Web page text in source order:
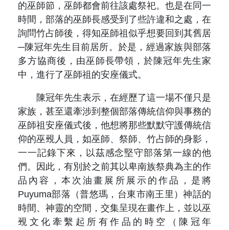
的巫師節，巫師都會前往該處祭祀。也是在同一
時間，部落的巫師長感受到了些許違和之處，在
詢問竹占師後，得知巫師祖似乎想要回到其舊居
─陳冠年先生目前居所。於是，經過家族與部落
多方協商後，由巫師長帶領，於陳冠年先生家
中，進行了巫師祖的安座儀式。
陳冠年先生表示，在經歷了這一場不僅只是
家族，甚至還牽涉到整個部落傳統信仰與事務的
巫師祖安座儀式後，他想將那些默默守護傳統信
仰的巫覡人員，如巫師、祭師、竹占師的身影，
一一記錄下來，以茲感念堅守部落第一線的他
們。因此，有別於之前其以卑南族祭典為主的作
品內容，本次油畫展所展示的作品，是將
Puyuma部落（普悠瑪，台東市南王里）神話的
時間、神靈的空間，交集呈現在畫作上，並以巫
覡文化牽繫起所有作品的時空（陳冠年